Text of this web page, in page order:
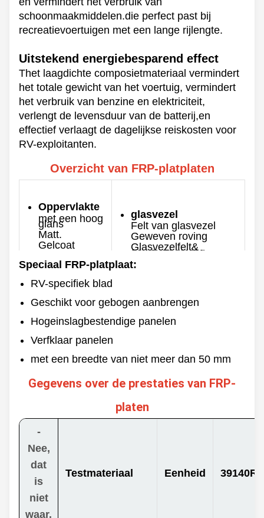
schoonmaakmiddelen.die perfect past bij
recreatievoertuigen met een lange rijlengte.
Uitstekend energiebesparend effect
Thet laagdichte composietmateriaal vermindert
het totale gewicht van het voertuig, vermindert
het verbruik van benzine en elektriciteit,
verlengt de levensduur van de batterij,en
effectief verlaagt de dagelijkse reiskosten voor
RV-exploitanten.
Overzicht van FRP-platplaten
Oppervlakte
met een hoog
glans
Matt.
Gelcoat
Kleur
Op maat
Achterzijde
Glanz
Ruw
glasvezel
Felt van glasvezel
Geweven roving
Glasvezelfelt&
geweven roving
Dikte
Max. breedte
3500 mm
Lange
Speciaal FRP-platplaat:
RV-specifiek blad
Geschikt voor gebogen aanbrengen
Hogeinslagbestendige panelen
Verfklaar panelen
met een breedte van niet meer dan 50 mm
Gegevens over de prestaties van FRP-
platen
-
Nee,
dat
is
niet
waar.
Testmateriaal Eenheid